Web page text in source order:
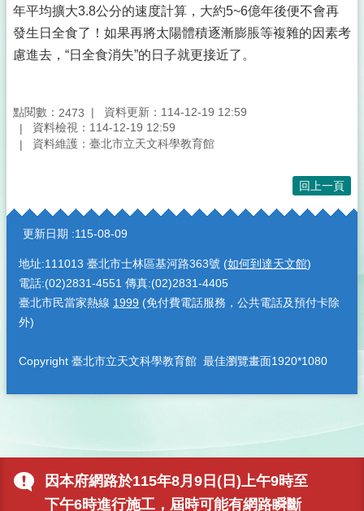
因本府網路於115年8月9日(日)上午9時至
下午6時進行施工，屆時可能有網路瞬斷
年平均擴大3.8公分的速度計算，大約5~6億年後便不會再
發生日全食了！如果再將太陽體積逐漸膨脹等複雜的因素考
慮進去，“日全食消失”的日子就更接近了。
點閱數： 2473
資料更新：114-12-19 12:59
資料檢視：114-12-19 12:59
資料維護：臺北市立天文科學教育館
回上一頁
:::
更新日期 115-08-09
地址:111013 臺北市士林區基河路363號 (如何到達天文館)
電話:(02)2831-4551 傳真:(02)2831-4405
臺北市民當家熱線 1999 (免付費電話服務，公共電話及預付卡除
外)
Copyright 臺北市立天文科學教育館 最佳瀏覽畫面1920*1080